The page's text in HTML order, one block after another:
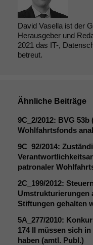
David Vasella ist der
Herausgeber und
2021 das IT-,
betreut.
Ähnliche Beiträge
9C_2/2012: BVG 53b
Wohlfahrtsfonds
9C_92/2014:
patronaler
2C_199/2012:
Umstrukturierungen
Stiftungen gehalten
5A_277/2010:
174 II müssen sich
haben (amtl. Publ.)